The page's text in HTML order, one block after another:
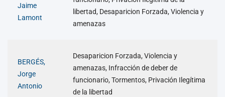
Jaime
Lamont
libertad, Desaparicion Forzada, Violencia y
amenazas
BERGÉS,
Jorge
Antonio
Desaparicion Forzada, Violencia y
amenazas, Infracción de deber de
funcionario, Tormentos, Privación Ilegítima
de la libertad